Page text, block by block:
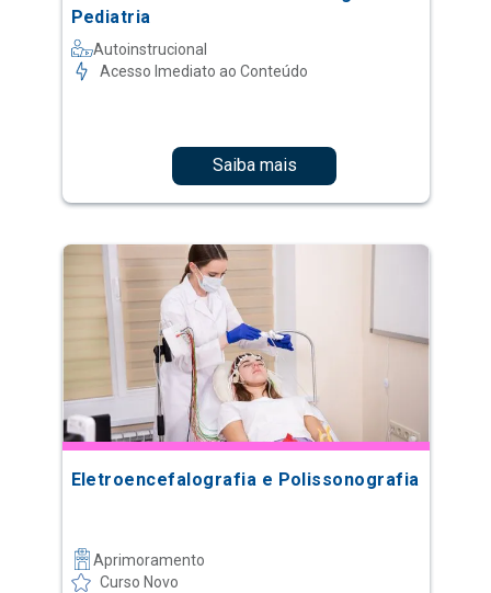
Pediatria
Autoinstrucional
Acesso Imediato ao Conteúdo
Saiba mais
Eletroencefalografia e Polissonografia
Aprimoramento
Curso Novo